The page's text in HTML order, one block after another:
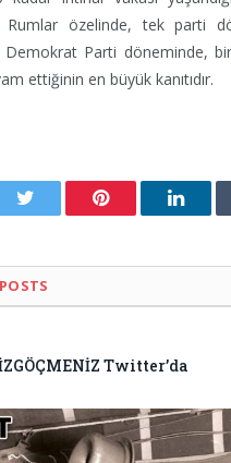
Rumlar özelinde, tek parti
Demokrat Parti döneminde,
ettiğinin en büyük kanıtıdır.
Pinterest
POSTS
Twitter’da